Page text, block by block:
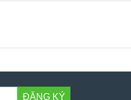
ĐĂNG KÝ